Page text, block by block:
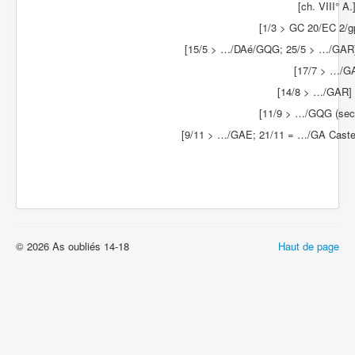
[ch. VIII°
[1/3 > GC 20/EC 2/
[15/5 > …/DAé/GQG; 25/5 > …/
[17/7 > …/
[14/8 > …/GAR]
[11/9 > …/GQG
[9/11 > …/GAE; 21/11 = …/GA
Haut de page
© 2026 As oubliés 14-18